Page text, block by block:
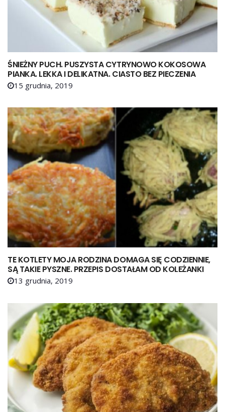
ŚNIEŻNY PUCH. PUSZYSTA CYTRYNOWO KOKOSOWA
PIANKA. LEKKA I DELIKATNA. CIASTO BEZ PIECZENIA
15 grudnia, 2019
TE KOTLETY MOJA RODZINA DOMAGA SIĘ CODZIENNIE,
SĄ TAKIE PYSZNE. PRZEPIS DOSTAŁAM OD KOLEŻANKI
13 grudnia, 2019